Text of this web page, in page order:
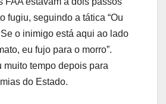
fugiu, seguindo a tática “Ou
Se o inimigo está aqui ao lado
eu fujo para o morro”.
muito tempo depois para
do Estado.